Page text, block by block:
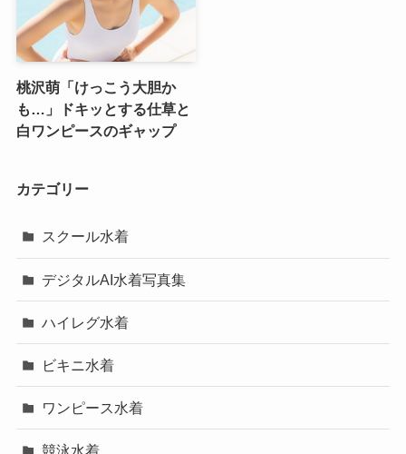
桃沢萌「けっこう大胆か
も…」ドキッとする仕草と
白ワンピースのギャップ
カテゴリー
スクール水着
デジタルAI水着写真集
ハイレグ水着
ビキニ水着
ワンピース水着